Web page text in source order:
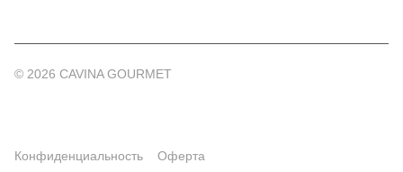
© 2026 CAVINA GOURMET
Конфиденциальность Оферта